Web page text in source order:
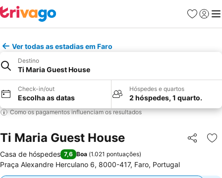
Favoritos
Iniciar
Ver todas as estadias em Faro
Destino
Ti Maria Guest House
Check-in/out
Escolha as datas
Hóspedes e quartos
2 hóspedes, 1 quarto.
Como os pagamentos influenciam os resultados
Ti Maria Guest House Partilhar
Casa de hóspedes 7,6 Boa (1.021 pontuações)
Praça Alexandre Herculano 6, 8000-417, Faro, Portugal